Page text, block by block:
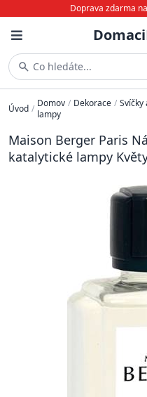
Doprava zdarma
Co hledáte...
Úvod / Domov / Dekorace / Svíčky
lampy
Maison Berger Paris
katalytické lampy